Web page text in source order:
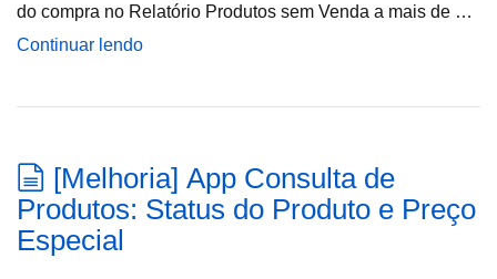
do compra no Relatório Produtos sem Venda a mais de …
Continuar lendo
[Melhoria] App Consulta de
Produtos: Status do Produto e Preço
Especial